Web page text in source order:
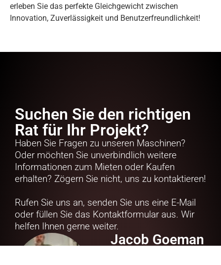
erleben Sie das perfekte Gleichgewicht zwischen
Innovation, Zuverlässigkeit und Benutzerfreundlichkeit!
Suchen Sie den richtigen
Rat für Ihr Projekt?
Haben Sie Fragen zu unseren Maschinen?
Oder möchten Sie unverbindlich weitere
Informationen zum Mieten oder Kaufen
erhalten? Zögern Sie nicht, uns zu kontaktieren!
Rufen Sie uns an, senden Sie uns eine E-Mail
oder füllen Sie das Kontaktformular aus. Wir
helfen Ihnen gerne weiter.
Jacob Goeman